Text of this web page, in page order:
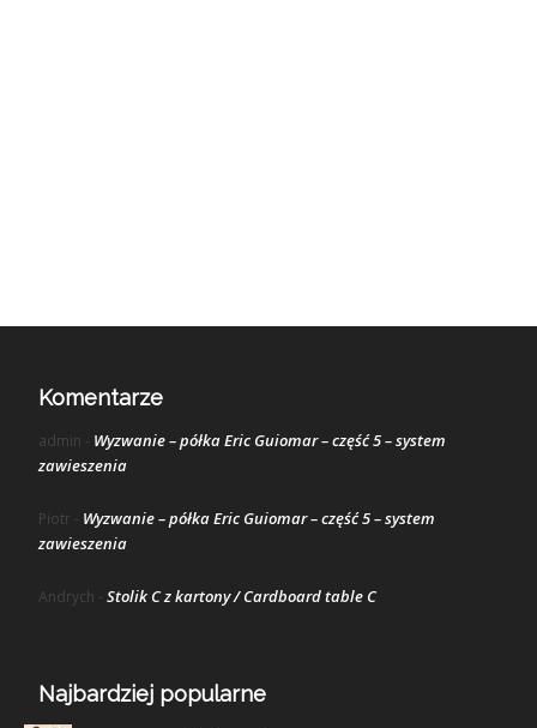
Komentarze
admin - Wyzwanie – półka Eric Guiomar – część 5 – system
zawieszenia
Piotr - Wyzwanie – półka Eric Guiomar – część 5 – system
zawieszenia
Andrych - Stolik C z kartony / Cardboard table C
Najbardziej popularne